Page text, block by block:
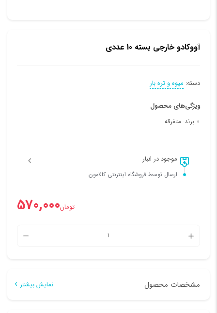
آووکادو خارجی بسته 10 عددی
دسته: میوه و تره بار
ویژگی‌های محصول
برند: متفرقه
موجود در انبار
ارسال توسط فروشگاه اینترنتی کالامون
تومان570,000
مشخصات محصول نمایش بیشتر